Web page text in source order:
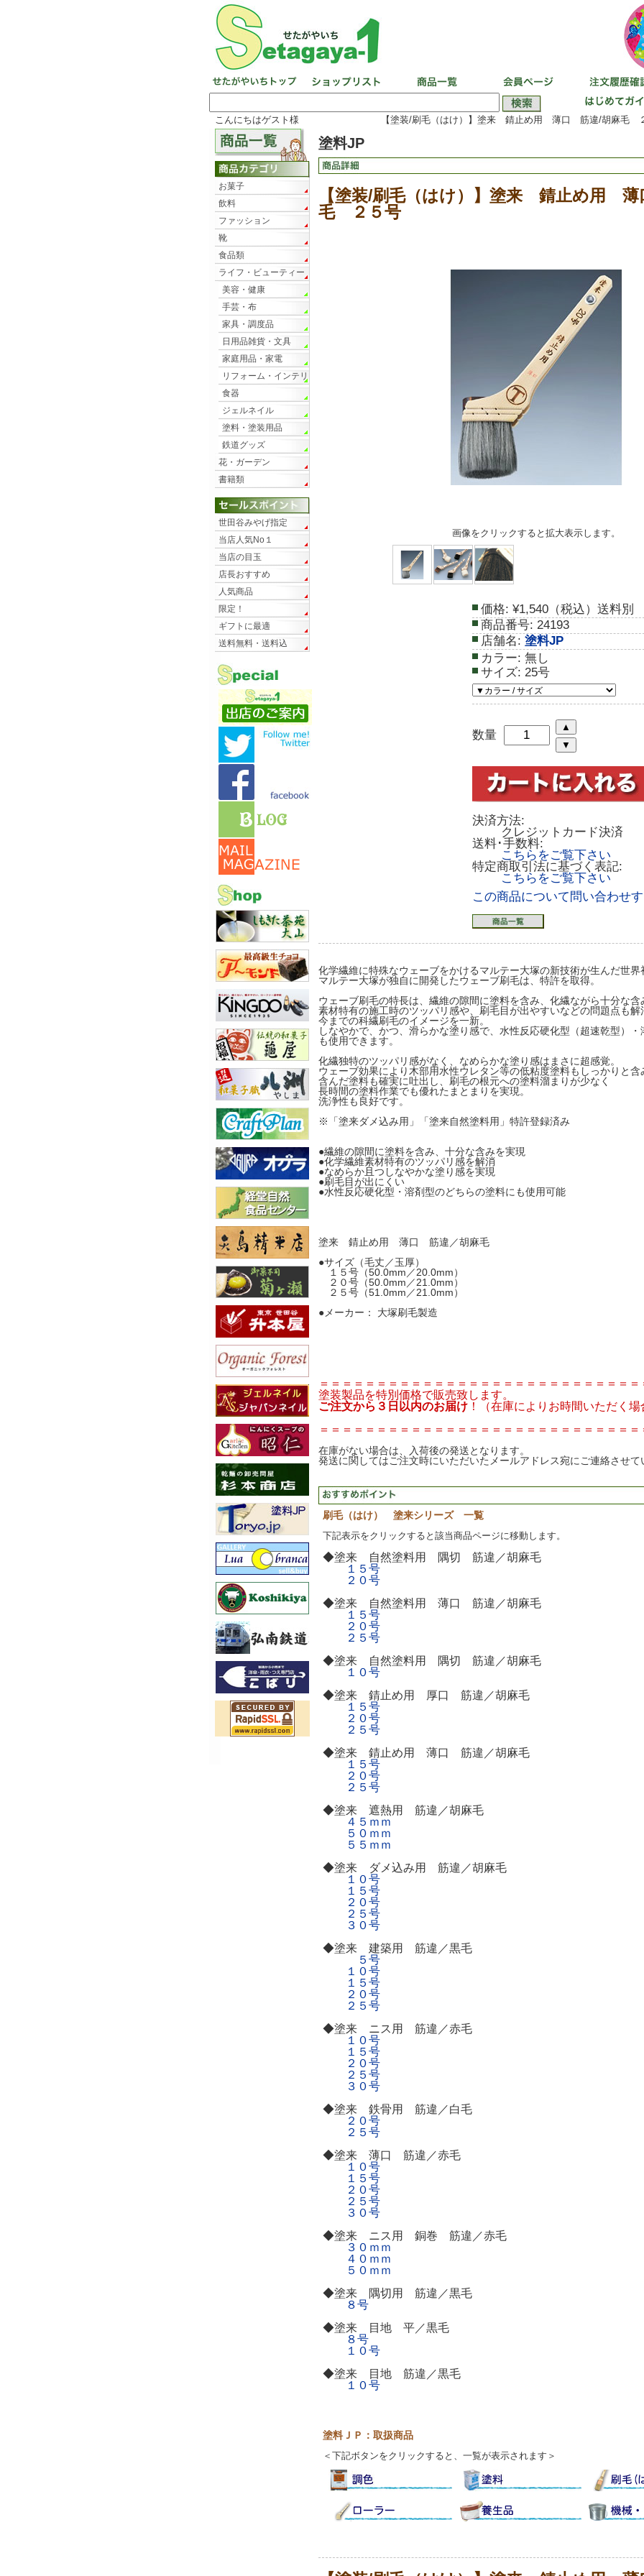
こんにちはゲスト様 【塗装/刷毛（はけ）】塗来 錆止め用 薄口 筋違/胡麻毛
塗料JP
【塗装/刷毛（はけ）】塗来 錆止め用
毛 ２５号
画像をクリックすると拡大表示します。
価格: ¥1,540（税込）送料別
商品番号: 24193
店舗名: 塗料JP
カラー: 無し
サイズ: 25号
数量
決済方法:
クレジットカード決済
送料･手数料:
こちらをご覧下さい
特定商取引法に基づく表記:
こちらをご覧下さい
この商品について問い合わせ
化学繊維に特殊なウェーブをかけるマルテー大塚の新技術が生んだ世界
マルテー大塚が独自に開発したウェーブ刷毛は、特許を取得。
ウェーブ刷毛の特長は、繊維の隙間に塗料を含み、化繊ながら十分な含
素材特有の施工時のツッパリ感や、刷毛目が出やすいなどの問題点も解
今までの科繊刷毛のイメージを一新。
しなやかで、かつ、滑らかな塗り感で、水性反応硬化型（超速乾型）
も使用できます。
化繊独特のツッパリ感がなく、なめらかな塗り感はまさに超感覚。
ウェーブ効果により木部用水性ウレタン等の低粘度塗料もしっかりと
含んだ塗料も確実に吐出し、刷毛の根元への塗料溜まりが少なく
長時間の塗料作業でも優れたまとまりを実現。
洗浄性も良好です。
※「塗来ダメ込み用」「塗来自然塗料用」特許登録済み
●繊維の隙間に塗料を含み、十分な含みを実現
●化学繊維素材特有のツッパリ感を解消
●なめらか且つしなやかな塗り感を実現
●刷毛目が出にくい
●水性反応硬化型・溶剤型のどちらの塗料にも使用可能
塗来 錆止め用 薄口 筋違／胡麻毛
●サイズ（毛丈／玉厚）
１５号（50.0mm／20.0mm）
２０号（50.0mm／21.0mm）
２５号（51.0mm／21.0mm）
●メーカー： 大塚刷毛製造
＝＝＝＝＝＝＝＝＝＝＝＝＝＝＝＝＝＝＝＝＝＝＝＝＝＝＝＝
塗装製品を特別価格で販売致します。
ご注文から３日以内のお届け！（在庫によりお時間いただく場
＝＝＝＝＝＝＝＝＝＝＝＝＝＝＝＝＝＝＝＝＝＝＝＝＝＝＝＝
在庫がない場合は、入荷後の発送となります。
発送に関してはご注文時にいただいたメールアドレス宛にご連絡させて
刷毛（はけ） 塗来シリーズ 一覧
下記表示をクリックすると該当商品ページに移動します。
◆塗来 自然塗料用 隅切 筋違／胡麻毛
１５号
２０号
◆塗来 自然塗料用 薄口 筋違／胡麻毛
１５号
２０号
２５号
◆塗来 自然塗料用 隅切 筋違／胡麻毛
１０号
◆塗来 錆止め用 厚口 筋違／胡麻毛
１５号
２０号
２５号
◆塗来 錆止め用 薄口 筋違／胡麻毛
１５号
２０号
２５号
◆塗来 遮熱用 筋違／胡麻毛
４５ｍｍ
５０ｍｍ
５５ｍｍ
◆塗来 ダメ込み用 筋違／胡麻毛
１０号
１５号
２０号
２５号
３０号
◆塗来 建築用 筋違／黒毛
５号
１０号
１５号
２０号
２５号
◆塗来 ニス用 筋違／赤毛
１０号
１５号
２０号
２５号
３０号
◆塗来 鉄骨用 筋違／白毛
２０号
２５号
◆塗来 薄口 筋違／赤毛
１０号
１５号
２０号
２５号
３０号
◆塗来 ニス用 銅巻 筋違／赤毛
３０ｍｍ
４０ｍｍ
５０ｍｍ
◆塗来 隅切用 筋違／黒毛
８号
◆塗来 目地 平／黒毛
８号
１０号
◆塗来 目地 筋違／黒毛
１０号
塗料ＪＰ：取扱商品
＜下記ボタンをクリックすると、一覧が表示されます＞
お菓子
飲料
ファッション
靴
食品類
ライフ・ビューティー
美容・健康
手芸・布
家具・調度品
日用品雑貨・文具
家庭用品・家電
リフォーム・インテリ
ア
食器
ジェルネイル
塗料・塗装用品
鉄道グッズ
花・ガーデン
書籍類
世田谷みやげ指定
当店人気No１
当店の目玉
店長おすすめ
人気商品
限定！
ギフトに最適
送料無料・送料込